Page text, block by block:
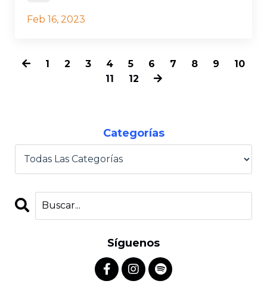
Feb 16, 2023
1 2 3 4 5 6 7 8 9
10
11
12
Categorías
Síguenos